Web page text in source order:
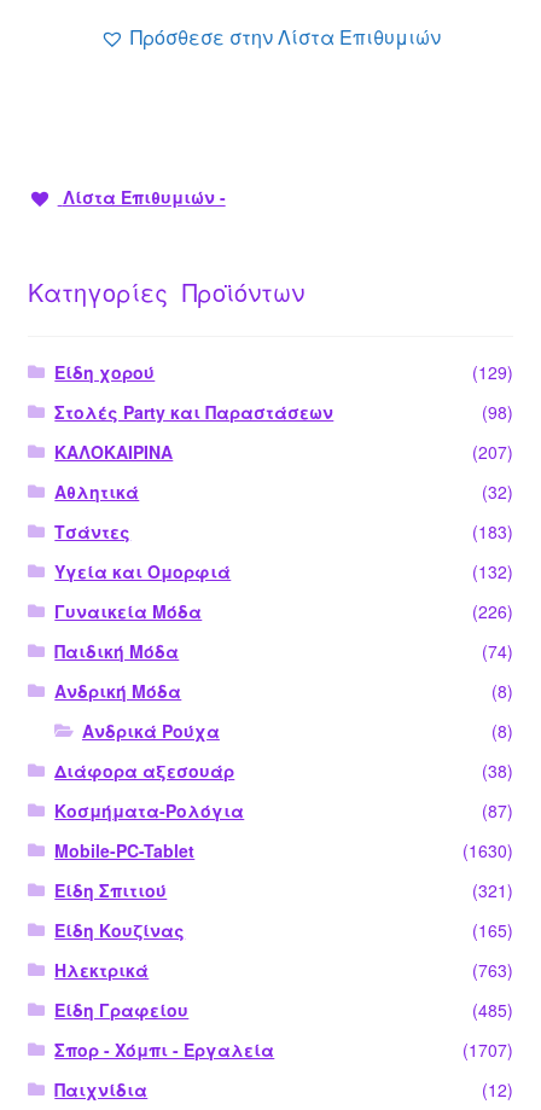
Πρόσθεσε στην Λίστα Επιθυμιών
Λίστα Επιθυμιών -
Κατηγορίες Προϊόντων
Είδη χορού
(129)
Στολές Party και Παραστάσεων
(98)
ΚΑΛΟΚΑΙΡΙΝΑ
(207)
Αθλητικά
(32)
Τσάντες
(183)
Υγεία και Ομορφιά
(132)
Γυναικεία Μόδα
(226)
Παιδική Μόδα
(74)
Ανδρική Μόδα
(8)
Ανδρικά Ρούχα
(8)
Διάφορα αξεσουάρ
(38)
Κοσμήματα-Ρολόγια
(87)
Mobile-PC-Tablet
(1630)
Είδη Σπιτιού
(321)
Είδη Κουζίνας
(165)
Ηλεκτρικά
(763)
Είδη Γραφείου
(485)
Σπορ - Χόμπι - Εργαλεία
(1707)
Παιχνίδια
(12)